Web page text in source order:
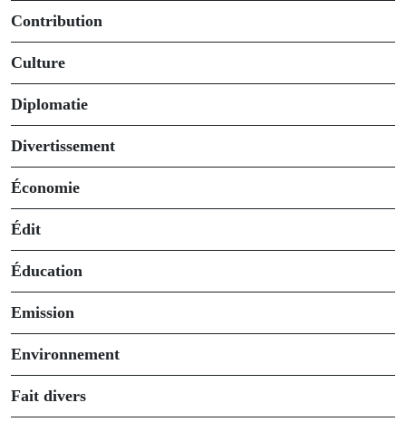
Contribution
Culture
Diplomatie
Divertissement
Économie
Édit
Éducation
Emission
Environnement
Fait divers